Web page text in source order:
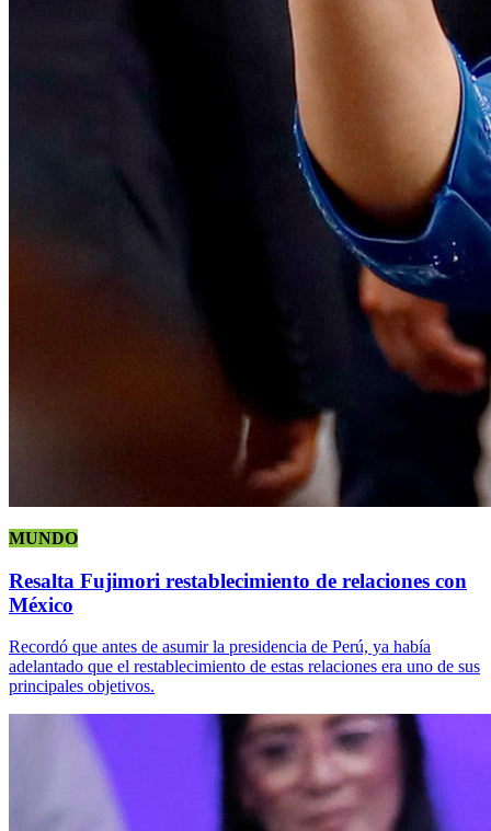
MUNDO
Resalta Fujimori restablecimiento de relaciones con
México
Recordó que antes de asumir la presidencia de Perú, ya había
adelantado que el restablecimiento de estas relaciones era uno de sus
principales objetivos.